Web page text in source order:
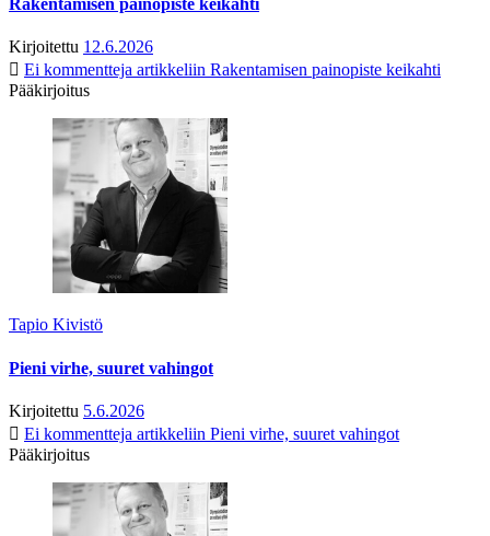
Rakentamisen painopiste keikahti
Kirjoitettu 12.6.2026
Ei kommentteja artikkeliin Rakentamisen painopiste keikahti
Pääkirjoitus
Tapio Kivistö
Pieni virhe, suuret vahingot
Kirjoitettu 5.6.2026
Ei kommentteja artikkeliin Pieni virhe, suuret vahingot
Pääkirjoitus